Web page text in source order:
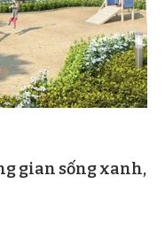
gian sống xanh,